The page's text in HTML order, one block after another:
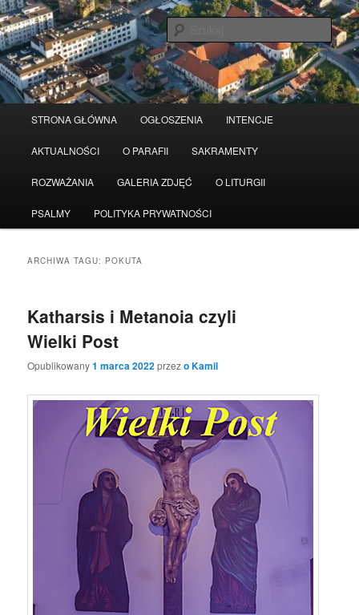
Przeskocz
do
tekstu
Przeskocz
do
widgetów
STRONA GŁÓWNA OGŁOSZENIA INTENCJE
AKTUALNOŚCI O PARAFII SAKRAMENTY
ROZWAŻANIA GALERIA ZDJĘĆ O LITURGII
PSALMY POLITYKA PRYWATNOŚCI
ARCHIWA TAGU: POKUTA
Katharsis i Metanoia czyli
Wielki Post
Opublikowany1 marca 2022przezo Kamil
Serwis wykorzystuje pliki Cookies Czytaj więcej odrzuć